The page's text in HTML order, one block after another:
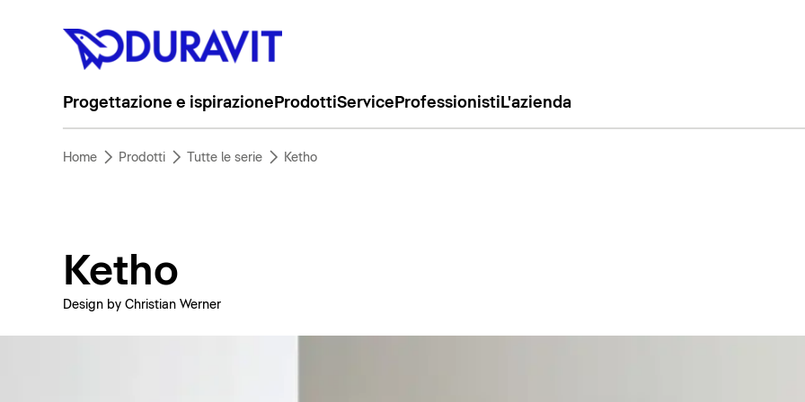
Progettazione e ispirazione ProdottiService Professionisti L'azienda
Home Prodotti Tutte le serie Ketho
Ketho
Design by Christian Werner